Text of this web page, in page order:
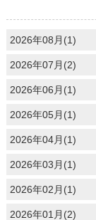
2026年08月(1)
2026年07月(2)
2026年06月(1)
2026年05月(1)
2026年04月(1)
2026年03月(1)
2026年02月(1)
2026年01月(2)